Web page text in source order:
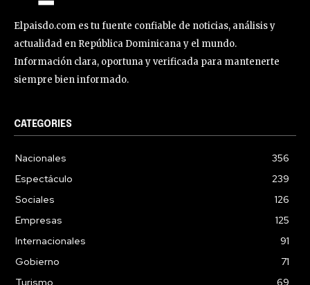
Elpaisdo.com es tu fuente confiable de noticias, análisis y
actualidad en República Dominicana y el mundo.
Información clara, oportuna y verificada para mantenerte
siempre bien informado.
CATEGORIES
Nacionales
356
Espectáculo
239
Sociales
126
Empresas
125
Internacionales
91
Gobierno
71
Turismo
69